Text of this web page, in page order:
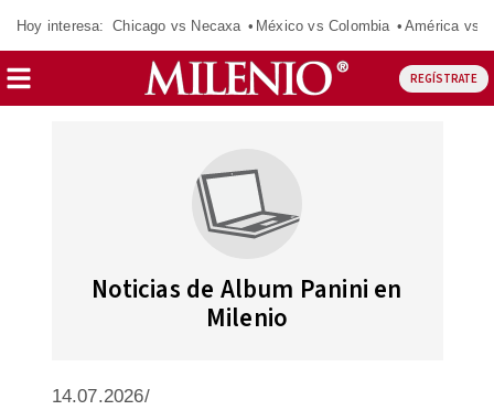
Hoy interesa: Chicago vs Necaxa México vs Colombia América vs
REGÍSTRATE
Noticias de Album Panini en
Milenio
14.07.2026/